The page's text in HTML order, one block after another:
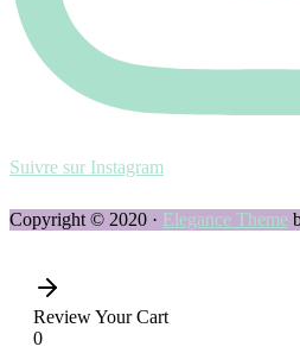
Suivre sur Instagram
Copyright © 2020 · Elegance Theme
Review Your Cart
0